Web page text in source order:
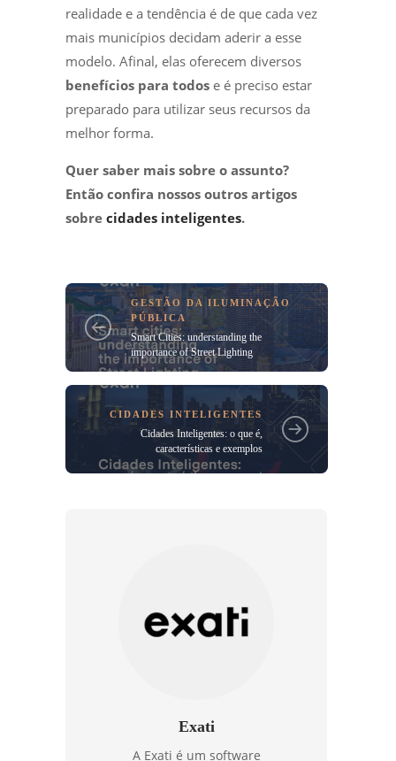
realidade e a tendência é de que cada vez
mais municípios decidam aderir a esse
modelo. Afinal, elas oferecem diversos
benefícios para todos e é preciso estar
preparado para utilizar seus recursos da
melhor forma.
Quer saber mais sobre o assunto?
Então confira nossos outros artigos
sobre cidades inteligentes.
GESTÃO DA ILUMINAÇÃO
PÚBLICA
Smart Cities: understanding the
importance of Street Lighting
CIDADES INTELIGENTES
Cidades Inteligentes: o que é,
características e exemplos
Exati
A Exati é um software